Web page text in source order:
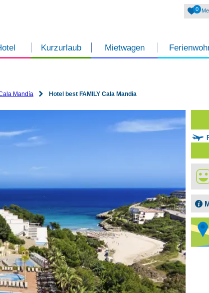
Kurzurlaub Mietwagen
0
Mandía Hotel best FAMILY Cala Mandia